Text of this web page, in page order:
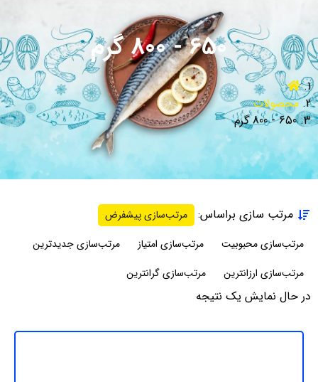
650 - 800 گرم
محصولات
650 - 800 گرم
در حال نمایش یک نتیجه
مرتب سازی براساس:
مرتب‌سازی پیشفرض
مرتب‌سازی محبوبیت
مرتب‌سازی امتیاز
مرتب‌سازی جدیدترین
مرتب‌سازی ارزانترین
مرتب‌سازی گرانترین